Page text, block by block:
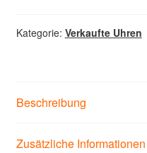
Kategorie: Verkaufte Uhren
Beschreibung
Zusätzliche Informationen